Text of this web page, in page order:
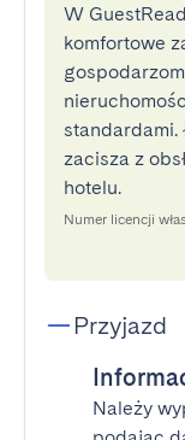
W
komfortowe
standardami.
zacisza z
hotelu.
Numer licencji
Przyjazd
Należy